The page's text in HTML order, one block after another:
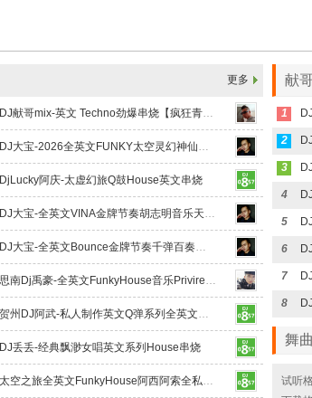
更多
DJ献哥mix-英文 Techno劲爆串烧【疯狂青蛙2026】
DJ大宝-2026全英文FUNKY太空灵幻神仙水MUSIC慢摇大碟
DjLucky阿庆-太虚幻旅Q鼓House英文串烧
DJ大宝-全英文VINA金牌节奏胡志明音乐天堂风驰电掣越南鼓MUSIC慢摇大碟
DJ大宝-全英文Bounce金牌节奏千弹百奏一飞冲天Music电音大碟
思南Dj禹豪-全英文FunkyHouse音乐Privirea TaVsHotel包房Q鼓慢摇专辑
贺州DJ阿武-私人制作英文Q弹系列全英文HouseDJ串烧
DJ丢丢-经典飘渺女唱英文系列House串烧
太空之旅全英文FunkyHouse阿西阿索全私改包厢上头串烧
献
1
2
3
4
5
6
7
8
舞
试听